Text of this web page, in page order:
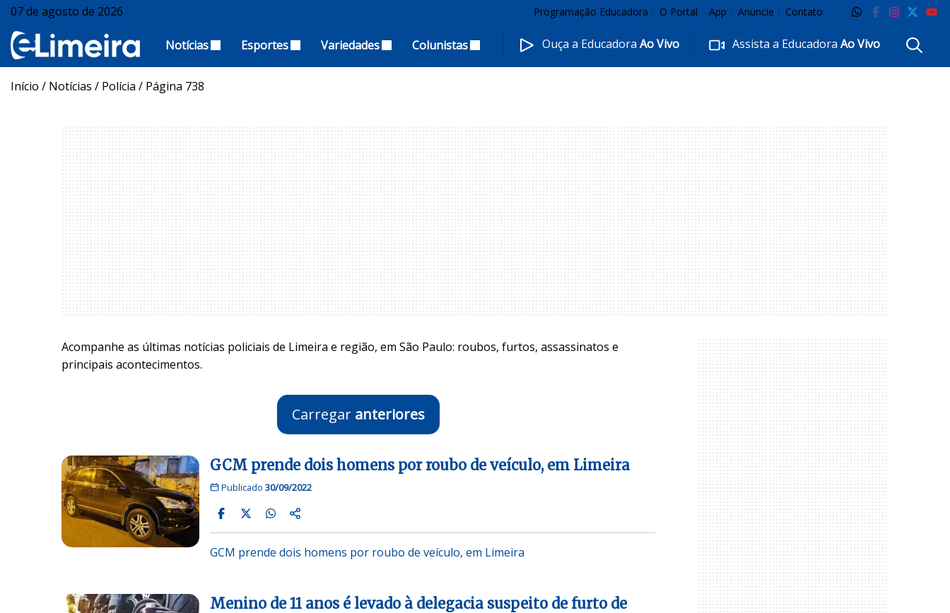
07 de agosto de 2026 Programação Educadora O Portal App Anuncie Contato
Notícias Esportes Variedades Colunistas Ouça a EducadoraAo Vivo Assista a EducadoraAo Vivo
Início / Notícias / Polícia / Página 738
Acompanhe as últimas notícias policiais de Limeira e região, em São Paulo: roubos, furtos, assassinatos e
principais acontecimentos.
Carregar anteriores
GCM prende dois homens por roubo de veículo, em Limeira
Publicado 30/09/2022
GCM prende dois homens por roubo de veículo, em Limeira
Menino de 11 anos é levado à delegacia suspeito de furto de